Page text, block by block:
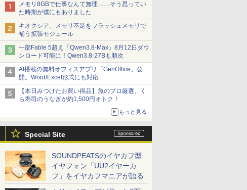
メモリ8GBで仕事なんて無理……そう思ってい
た時期が僕にもありました
キオクシア、メモリ不足をフラッシュメモリで
補う拡張モジュール
一部Fable 5超え「Qwen3.8-Max」8月12日ダウ
ンロード可能に！Qwen3.8-27Bも順次
AI搭載の無料オフィスアプリ「GenOffice」公
開。Word/Excel形式にも対応
【本日みつけたお買い得品】魚のプロ厳選、く
ら寿司のうなぎが約1,500円オトク！
もっと見る
Special Site
SOUNDPEATSのイヤカフ型
イヤフォン「UU2イヤーカ
フ」をイヤカフマニアが語る